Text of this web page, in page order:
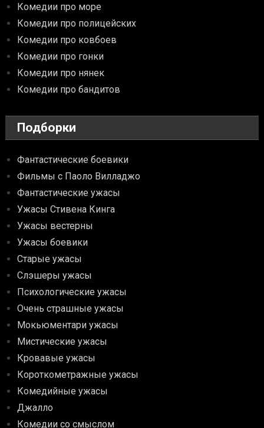
Комедии про море
Комедии про полицейских
Комедии про ковбоев
Комедии про гонки
Комедии про нянек
Комедии про бандитов
Подборки
Фантастические боевики
Фильмы с Паоло Вилладжо
Фантастические ужасы
Ужасы Стивена Кинга
Ужасы вестерны
Ужасы боевики
Старые ужасы
Слэшеры ужасы
Психологические ужасы
Очень страшные ужасы
Мокьюментари ужасы
Мистические ужасы
Кровавые ужасы
Короткометражные ужасы
Комедийные ужасы
Джалло
Комедии со смыслом